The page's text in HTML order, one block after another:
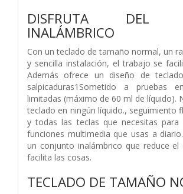
DISFRUTA DEL
INALÁMBRICO
Con un teclado de tamaño normal, un
y sencilla instalación, el trabajo se
Además ofrece un diseño de
salpicaduras1Sometido a pruebas
limitadas (máximo de 60 ml de líquido).
teclado en ningún líquido., seguimiento
y todas las teclas que necesitas para
funciones multimedia que usas a
un conjunto inalámbrico que reduce el
facilita las cosas.
TECLADO DE TAMAÑO